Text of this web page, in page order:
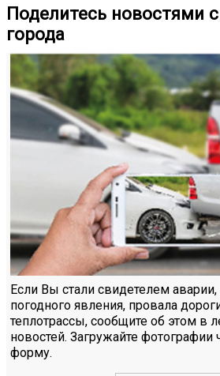
Поделитесь новостями
города
Если Вы стали свидетелем
погодного явления, провала
теплотрассы, сообщите об этом в
новостей. Загружайте
форму.